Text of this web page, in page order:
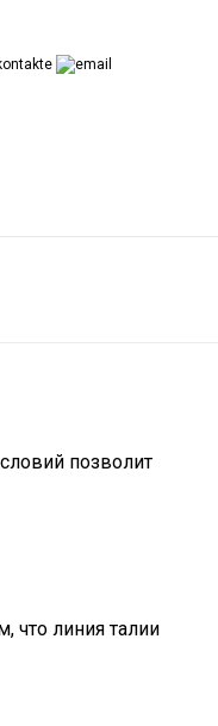
позволит
что линия талии